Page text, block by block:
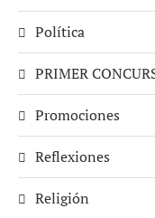
Política
PRIMER
Promociones
Reflexiones
Religión